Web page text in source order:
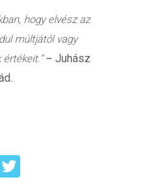
hogy elvész az
múltjától vagy
értékeit.”– Juhász
.